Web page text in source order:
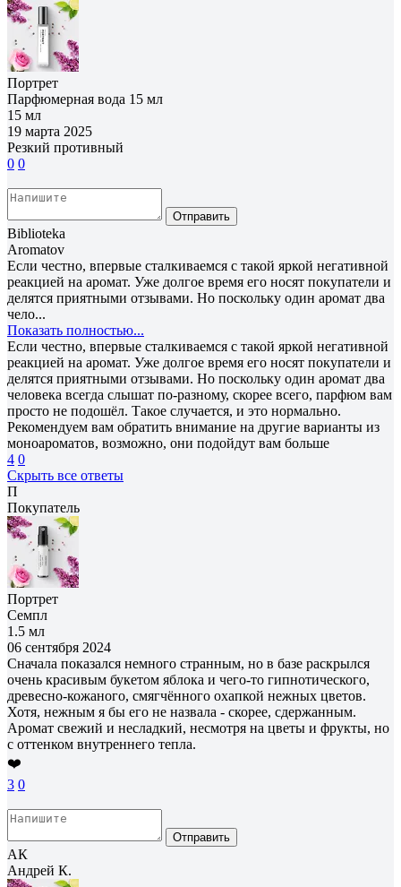
Портрет
Парфюмерная вода 15 мл
15 мл
19 марта 2025
Резкий противный
0 0
Отправить
Biblioteka
Aromatov
Если честно, впервые сталкиваемся с такой яркой негативной
реакцией на аромат. Уже долгое время его носят покупатели и
делятся приятными отзывами. Но поскольку один аромат два
чело...
Показать полностью...
Если честно, впервые сталкиваемся с такой яркой негативной
реакцией на аромат. Уже долгое время его носят покупатели и
делятся приятными отзывами. Но поскольку один аромат два
человека всегда слышат по-разному, скорее всего, парфюм вам
просто не подошёл. Такое случается, и это нормально.
Рекомендуем вам обратить внимание на другие варианты из
моноароматов, возможно, они подойдут вам больше
4 0
Скрыть все ответы
П
Покупатель
Портрет
Семпл
1.5 мл
06 сентября 2024
Сначала показался немного странным, но в базе раскрылся
очень красивым букетом яблока и чего-то гипнотического,
древесно-кожаного, смягчённого охапкой нежных цветов.
Хотя, нежным я бы его не назвала - скорее, сдержанным.
Аромат свежий и несладкий, несмотря на цветы и фрукты, но
с оттенком внутреннего тепла.
❤️
3 0
Отправить
АК
Андрей К.